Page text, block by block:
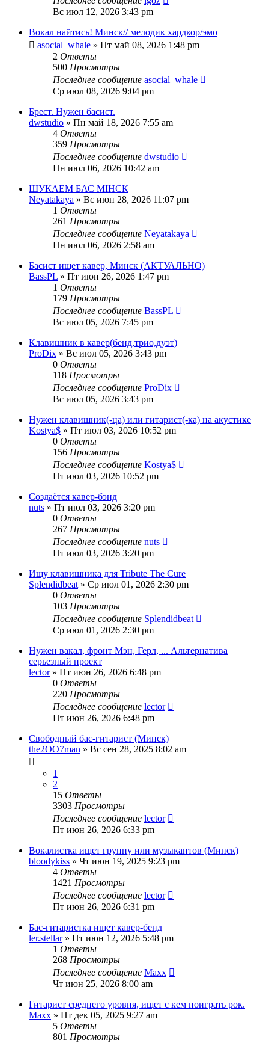
Вс июл 12, 2026 3:43 pm
Вокал найтись! Минск// мелодик хардкор/эмо
asocial_whale » Пт май 08, 2026 1:48 pm
2 Ответы
500 Просмотры
Последнее сообщение asocial_whale
Ср июл 08, 2026 9:04 pm
Брест. Нужен басист.
dwstudio » Пн май 18, 2026 7:55 am
4 Ответы
359 Просмотры
Последнее сообщение dwstudio
Пн июл 06, 2026 10:42 am
ШУКАЕМ БАС МІНСК
Neyatakaya » Вс июн 28, 2026 11:07 pm
1 Ответы
261 Просмотры
Последнее сообщение Neyatakaya
Пн июл 06, 2026 2:58 am
Басист ищет кавер, Минск (АКТУАЛЬНО)
BassPL » Пт июн 26, 2026 1:47 pm
1 Ответы
179 Просмотры
Последнее сообщение BassPL
Вс июл 05, 2026 7:45 pm
Клавишник в кавер(бенд,трио,дуэт)
ProDix » Вс июл 05, 2026 3:43 pm
0 Ответы
118 Просмотры
Последнее сообщение ProDix
Вс июл 05, 2026 3:43 pm
Нужен клавишник(-ца) или гитарист(-ка) на акустике
Kostya$ » Пт июл 03, 2026 10:52 pm
0 Ответы
156 Просмотры
Последнее сообщение Kostya$
Пт июл 03, 2026 10:52 pm
Создаётся кавер-бэнд
nuts » Пт июл 03, 2026 3:20 pm
0 Ответы
267 Просмотры
Последнее сообщение nuts
Пт июл 03, 2026 3:20 pm
Ищу клавишника для Tribute The Cure
Splendidbeat » Ср июл 01, 2026 2:30 pm
0 Ответы
103 Просмотры
Последнее сообщение Splendidbeat
Ср июл 01, 2026 2:30 pm
Нужен вакал, фронт Мэн, Герл, ... Альтернатива
серьезный проект
lector» Пт июн 26, 2026 6:48 pm
0 Ответы
220 Просмотры
Последнее сообщение lector
Пт июн 26, 2026 6:48 pm
Свободный бас-гитарист (Минск)
the2OO7man » Вс сен 28, 2025 8:02 am
1
2
15 Ответы
3303 Просмотры
Последнее сообщение lector
Пт июн 26, 2026 6:33 pm
Вокалистка ищет группу или музыкантов (Минск)
bloodykiss » Чт июн 19, 2025 9:23 pm
4 Ответы
1421 Просмотры
Последнее сообщение lector
Пт июн 26, 2026 6:31 pm
Бас-гитаристка ищет кавер-бенд
ler.stellar» Пт июн 12, 2026 5:48 pm
1 Ответы
268 Просмотры
Последнее сообщение Maxx
Чт июн 25, 2026 8:00 am
Гитарист среднего уровня, ищет с кем поиграть рок.
Maxx » Пт дек 05, 2025 9:27 am
5 Ответы
801 Просмотры